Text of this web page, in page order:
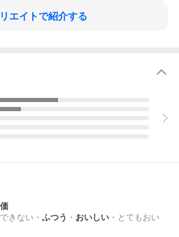
ー◆
れる、お家で贅沢焼肉をお楽しみい
噌だれ』の食べ比べセットをお届け
いたします。
茶色になりますが、より美味しく
ことがポイントです。
◇
肉を
◆
エイトで紹介する
きない ・ ふつう ・ おいしい ・ とてもおい